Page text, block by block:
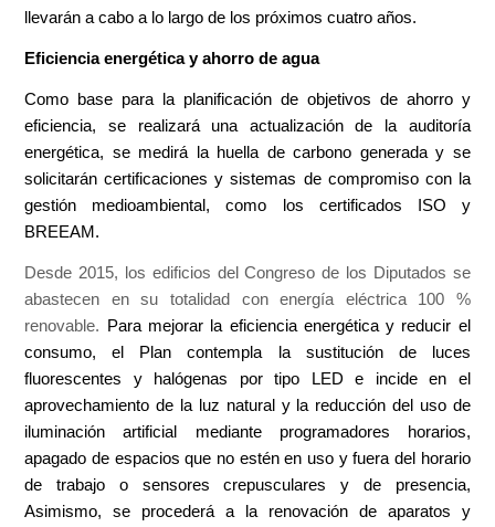
llevarán a cabo a lo largo de los próximos cuatro años.
Eficiencia energética y ahorro de agua
Como base para la planificación de objetivos de ahorro y
eficiencia, se realizará una actualización de la auditoría
energética, se medirá la huella de carbono generada y se
solicitarán certificaciones y sistemas de compromiso con la
gestión medioambiental, como los certificados ISO y
BREEAM.
Desde 2015, los edificios del Congreso de los Diputados se
abastecen en su totalidad con energía eléctrica 100 %
renovable. Para mejorar la eficiencia energética y reducir el
consumo, el Plan contempla la sustitución de luces
fluorescentes y halógenas por tipo LED e incide en el
aprovechamiento de la luz natural y la reducción del uso de
iluminación artificial mediante programadores horarios,
apagado de espacios que no estén en uso y fuera del horario
de trabajo o sensores crepusculares y de presencia,
Asimismo, se procederá a la renovación de aparatos y